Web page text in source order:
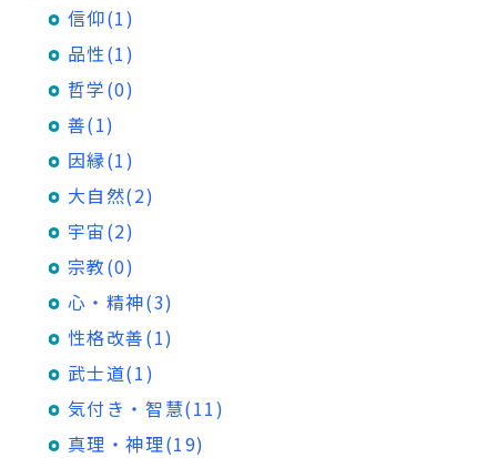
信仰(1)
品性(1)
哲学(0)
善(1)
因縁(1)
大自然(2)
宇宙(2)
宗教(0)
心・精神(3)
性格改善(1)
武士道(1)
気付き・智慧(11)
真理・神理(19)